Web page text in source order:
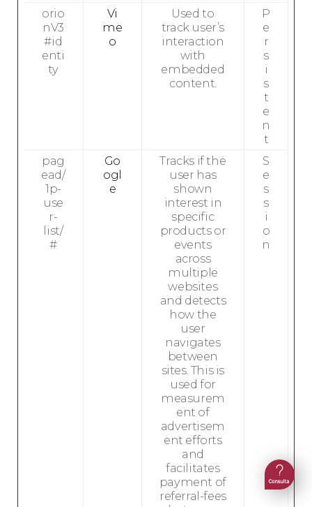
orio
nV3
#id
enti
ty
Vi
me
o
Used to
track user’s
interaction
with
embedded
content.
P
e
r
s
i
s
t
e
n
t
pag
ead/
1p-
use
r-
list/
#
Go
ogl
e
Tracks if the
user has
shown
interest in
specific
products or
events
across
multiple
websites
and detects
how the
user
navigates
between
sites. This is
used for
measurem
ent of
advertisem
ent efforts
and
facilitates
payment of
referral-fees
S
e
s
s
i
o
n